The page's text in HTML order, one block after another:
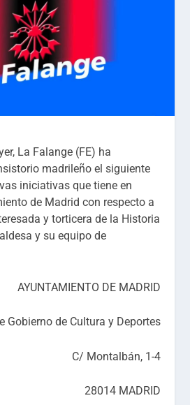
La Falange (FE) ha
madrileño el siguiente
iniciativas que tiene en
de Madrid con respecto a
y torticera de la Historia
y su equipo de
AYUNTAMIENTO DE MADRID
Gobierno de Cultura y Deportes
C/ Montalbán, 1-4
28014 MADRID